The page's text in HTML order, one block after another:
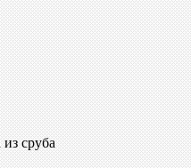
сруба